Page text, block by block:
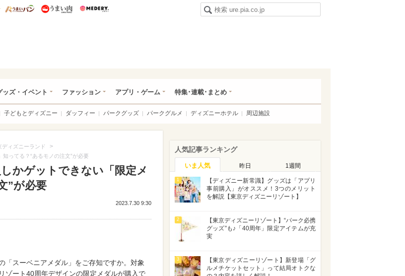
ー特集
うまいめし うまいパン うまい肉
ッズ・イベント ファッション アプリ・ゲーム 特集･連載･まとめ
子どもとディズニー ダッフィー パークグッズ パークグルメ ディズニーホテル 周辺施設
ディズニーランド >
ってる？“あるモノの注文”が必要
かゲットできない「限定メ
”が必要
2023.7.30 9:30
「スーベニアメダル」をご存知ですか。対象
ゾート40周年デザインの限定メダルが購入で
人気記事ランキング
いま人気 昨日 1週間
1
【ディズニー新常識】グッズは「アプリ
事前購入」がオススメ！3つのメリット
を解説【東京ディズニーリゾート】
2
【東京ディズニーリゾート】“パーク必携
グッズ”も♪「40周年」限定アイテムが充
実
3
【東京ディズニーリゾート】新登場「グ
ルメチケットセット」って結局オトクな